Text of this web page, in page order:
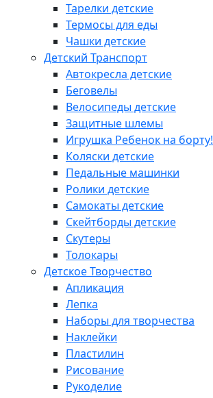
Тарелки детские
Термосы для еды
Чашки детские
Детский Транспорт
Автокресла детские
Беговелы
Велосипеды детские
Защитные шлемы
Игрушка Ребенок на борту!
Коляски детские
Педальные машинки
Ролики детские
Самокаты детские
Скейтборды детские
Скутеры
Толокары
Детское Творчество
Апликация
Лепка
Наборы для творчества
Наклейки
Пластилин
Рисование
Рукоделие